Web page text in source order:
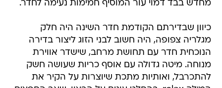
מחדש בבד דמוי עור המוסיף חמימות נעימה לחדר.
כיוון שבדירתם הקודמת חדר השינה היה חלק
מגלריה צפופה, היה חשוב לבני הזוג ליצור בדירה
הנוכחית חדר עם תחושת מרחב, שישדר אווירת
מנוחה. מיטה גדולה עם אוסף כריות שעושה חשק
להתכרבל, ואותיות מתכת שיוצרות על הקיר את